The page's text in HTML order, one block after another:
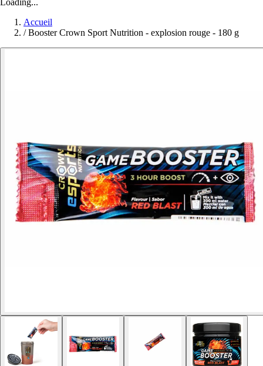
Loading...
Accueil
/ Booster Crown Sport Nutrition - explosion rouge - 180 g